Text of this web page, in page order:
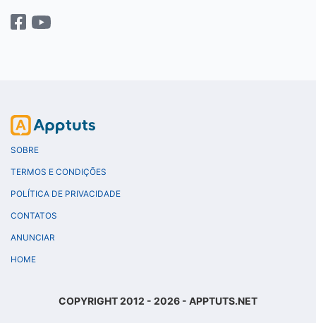
SOBRE
TERMOS E CONDIÇÕES
POLÍTICA DE PRIVACIDADE
CONTATOS
ANUNCIAR
HOME
COPYRIGHT 2012 - 2026 - APPTUTS.NET